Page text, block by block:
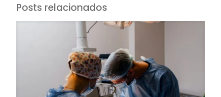
Posts relacionados